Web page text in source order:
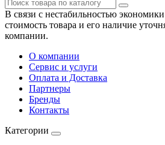
В связи с нестабильностью
стоимость товара и его наличие
компании.
О компании
Сервис и услуги
Оплата и Доставка
Партнеры
Бренды
Контакты
Категории